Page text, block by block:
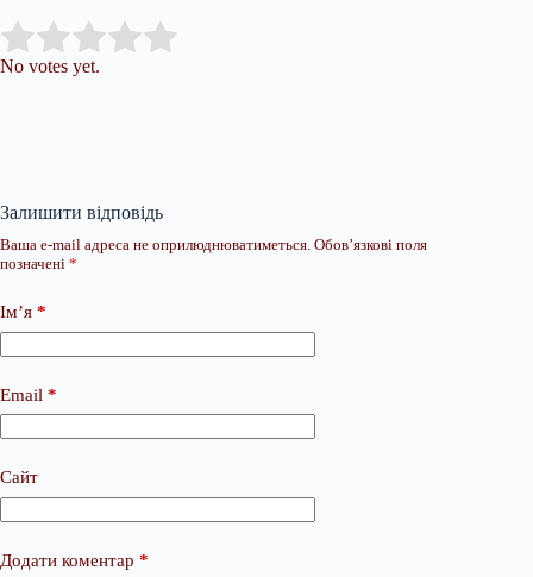
Rate this item:
No votes yet.
Залишити відповідь
Ваша e-mail адреса не оприлюднюватиметься. Обов’язкові поля
позначені *
Ім’я *
Email *
Сайт
Додати коментар *